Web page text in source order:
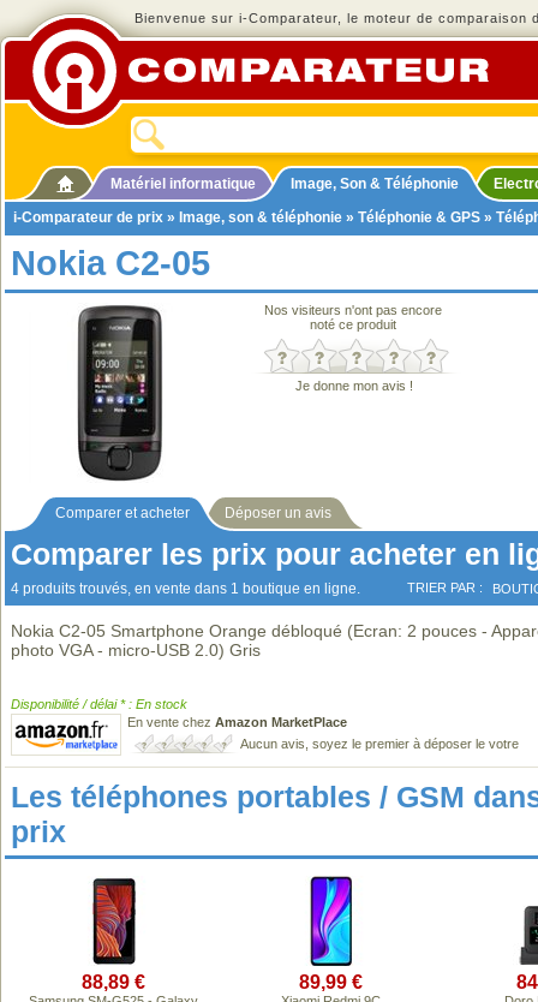
Bienvenue sur i-Comparateur, le moteur de comparaison
Matériel informatique Image, Son & Téléphonie
i-Comparateur de prix » Image, son & téléphonie » Téléphonie & GPS »
Nokia C2-05
Nos visiteurs n'ont pas encore
noté ce produit
Je donne mon avis !
Comparer et acheter Déposer un avis
Comparer les prix pour acheter en
4 produits trouvés, en vente dans 1 boutique en ligne. TRIER PAR :
Nokia C2-05 Smartphone Orange débloqué (Ecran: 2 pouces -
photo VGA - micro-USB 2.0) Gris
Disponibilité / délai * : En stock
En vente chez Amazon MarketPlace
Aucun avis, soyez le premier à déposer le votre
Les téléphones portables / GSM
prix
88,89 € 89,99 €